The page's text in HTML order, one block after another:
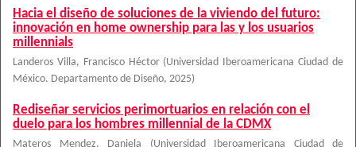
Hacia el diseño de soluciones de la viviendo del futuro:
innovación en home ownership para las y los usuarios
millennials
Landeros Villa, Francisco Héctor (Universidad Iberoamericana Ciudad de
México. Departamento de Diseño, 2025)
Rediseñar servicios perimortuarios en relación con el
duelo para los hombres millennial de la CDMX
Materos Mendez, Daniela (Universidad Iberoamericana Ciudad de